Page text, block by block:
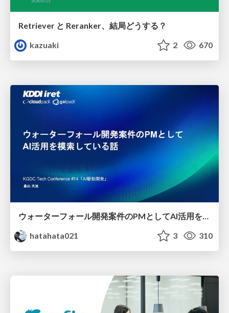
Retriever と Reranker、結局どうする？
kazuaki
2 670
ウォーターフォール開発案件のPMとしてAI活用を模索している話
hatahata021
3 310